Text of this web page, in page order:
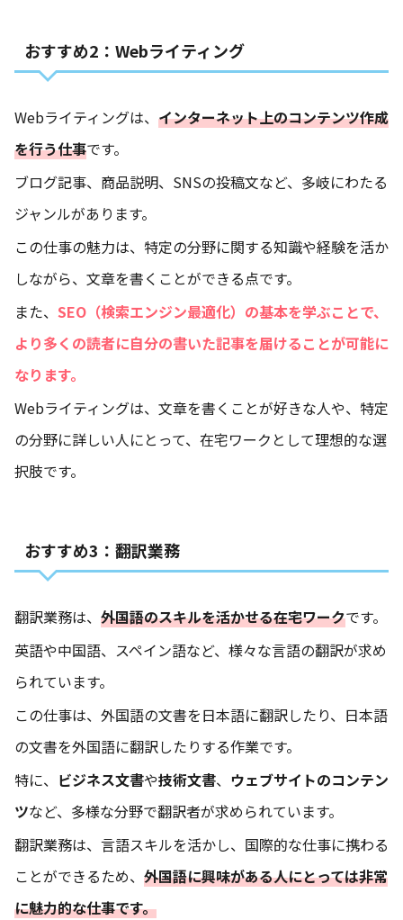
おすすめ2：Webライティング
Webライティングは、 インターネット上のコンテンツ作成
を行う仕事です。
ブログ記事、商品説明、SNSの投稿文など、多岐にわたる
ジャンルがあります。
この仕事の魅力は、特定の分野に関する知識や経験を活か
しながら、文章を書くことができる点です。
また、 SEO（検索エンジン最適化）の基本を学ぶことで、
より多くの読者に自分の書いた記事を届けることが可能に
なります。
Webライティングは、文章を書くことが好きな人や、特定
の分野に詳しい人にとって、在宅ワークとして理想的な選
択肢です。
おすすめ3：翻訳業務
翻訳業務は、 外国語のスキルを活かせる在宅ワークです。
英語や中国語、スペイン語など、様々な言語の翻訳が求め
られています。
この仕事は、外国語の文書を日本語に翻訳したり、日本語
の文書を外国語に翻訳したりする作業です。
特に、 ビジネス文書や技術文書、 ウェブサイトのコンテン
ツなど、多様な分野で翻訳者が求められています。
翻訳業務は、言語スキルを活かし、国際的な仕事に携わる
ことができるため、 外国語に興味がある人にとっては非常
に魅力的な仕事です。